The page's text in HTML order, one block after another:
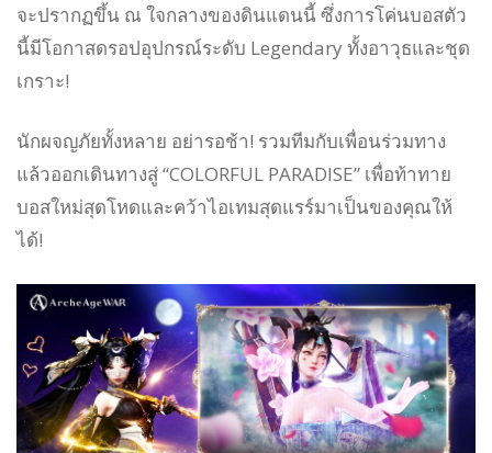
จะปรากฏขึ้น ณ ใจกลางของดินแดนนี้ ซึ่งการโค่นบอสตัว
นี้มีโอกาสดรอปอุปกรณ์ระดับ Legendary ทั้งอาวุธและชุด
เกราะ!
นักผจญภัยทั้งหลาย อย่ารอช้า! รวมทีมกับเพื่อนร่วมทาง
แล้วออกเดินทางสู่ “COLORFUL PARADISE” เพื่อท้าทาย
บอสใหม่สุดโหดและคว้าไอเทมสุดแรร์มาเป็นของคุณให้
ได้!